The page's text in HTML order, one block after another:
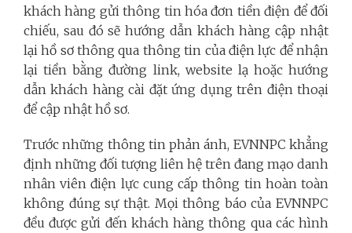
khách hàng gửi thông tin hóa đơn tiền điện để đối
chiếu, sau đó sẽ hướng dẫn khách hàng cập nhật
lại hồ sơ thông qua thông tin của điện lực để nhận
lại tiền bằng đường link, website lạ hoặc hướng
dẫn khách hàng cài đặt ứng dụng trên điện thoại
để cập nhật hồ sơ.
Trước những thông tin phản ánh, EVNNPC khẳng
định những đối tượng liên hệ trên đang mạo danh
nhân viên điện lực cung cấp thông tin hoàn toàn
không đúng sự thật. Mọi thông báo của EVNNPC
đều được gửi đến khách hàng thông qua các hình